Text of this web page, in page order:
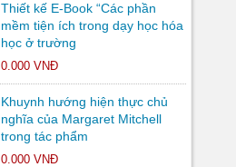
Thiết kế E-Book “Các phần
mềm tiện ích trong dạy học hóa
học ở trường
0.000 VNĐ
Khuynh hướng hiện thực chủ
nghĩa của Margaret Mitchell
trong tác phẩm
0.000 VNĐ